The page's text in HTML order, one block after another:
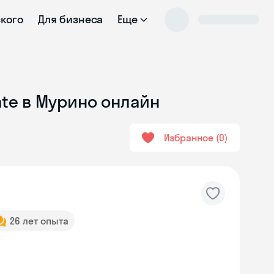
Для бизнеса Еще
в Мурино онлайн
Избранное 0
26 лет опыта